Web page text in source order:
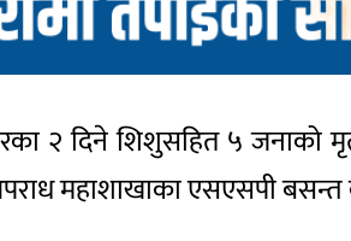
२ दिने शिशुसहित ५
महाशाखाका एसएसपी